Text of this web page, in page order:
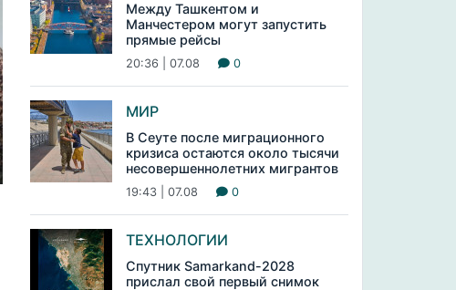
Между Ташкентом и
Манчестером могут запустить
прямые рейсы
20:36 | 07.08 0
МИР
В Сеуте после миграционного
кризиса остаются около тысячи
несовершеннолетних мигрантов
19:43 | 07.08 0
ТЕХНОЛОГИИ
Спутник Samarkand-2028
прислал свой первый снимок